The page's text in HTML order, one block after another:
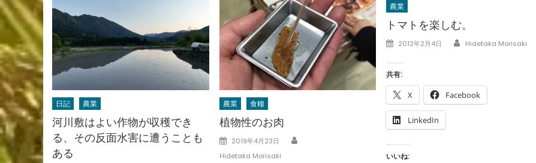
日記 農業
河川敷はよい作物が収穫でき
る、その反面水害に遭うことも
ある
農業 食糧
植物性のお肉
Posted
on
2019年4月23日
Hidetaka Morisaki
農業
トマトを楽しむ。
Posted
2012年2月4日 Author
Hidetaka Morisaki
共有:
X Facebook
LinkedIn
いいね: